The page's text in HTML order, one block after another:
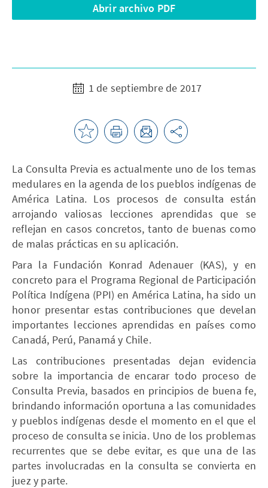
Abrir archivo PDF
1 de septiembre de 2017
La Consulta Previa es actualmente uno de los temas
medulares en la agenda de los pueblos indígenas de
América Latina. Los procesos de consulta están
arrojando valiosas lecciones aprendidas que se
reflejan en casos concretos, tanto de buenas como
de malas prácticas en su aplicación.
Para la Fundación Konrad Adenauer (KAS), y en
concreto para el Programa Regional de Participación
Política Indígena (PPI) en América Latina, ha sido un
honor presentar estas contribuciones que develan
importantes lecciones aprendidas en países como
Canadá, Perú, Panamá y Chile.
Las contribuciones presentadas dejan evidencia
sobre la importancia de encarar todo proceso de
Consulta Previa, basados en principios de buena fe,
brindando información oportuna a las comunidades
y pueblos indígenas desde el momento en el que el
proceso de consulta se inicia. Uno de los problemas
recurrentes que se debe evitar, es que una de las
partes involucradas en la consulta se convierta en
juez y parte.